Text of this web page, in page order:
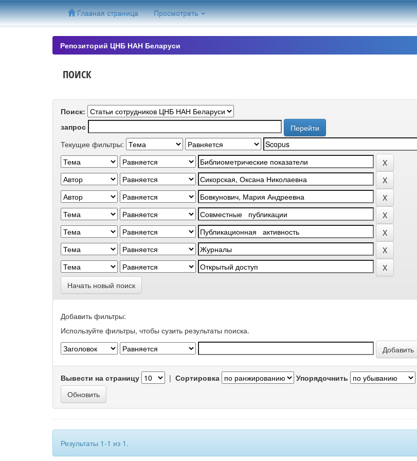
Skip
navigation
Главная страница Просмотреть
Репозиторий ЦНБ НАН Беларуси
ПОИСК
Поиск:
запрос
Текущие фильтры:
Начать новый поиск
Добавить фильтры:
Используйте фильтры, чтобы сузить результаты поиска.
Вывести на страницу | Сортировка Упорядочнить
Результаты 1-1 из 1.